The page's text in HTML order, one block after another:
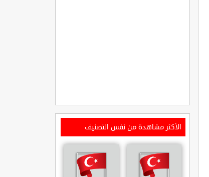
الأكثر مشاهدة من نفس التصنيف